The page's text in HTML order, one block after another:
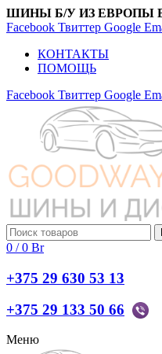
ШИНЫ Б/У ИЗ ЕВРОПЫ В
Facebook Твиттер Google
КОНТАКТЫ
ПОМОЩЬ
Facebook Твиттер Google
0 / 0 Br
+375 29 630 53 13
+375 29 133 50 66
Меню